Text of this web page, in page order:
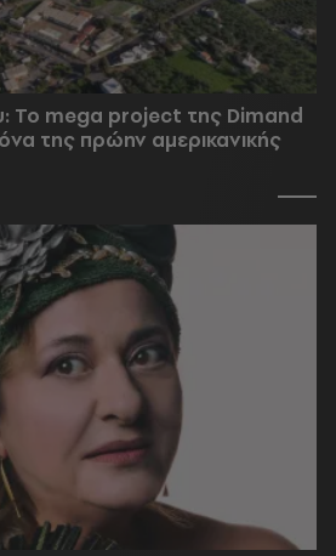
To mega project της Dimand
της πρώην αμερικανικής